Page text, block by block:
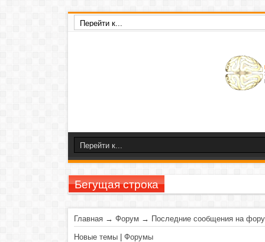
Бегущая строка
Главная → Форум → Последние сообщения на
Новые темы Форумы